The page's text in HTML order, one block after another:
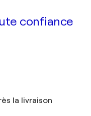
confiance
la livraison